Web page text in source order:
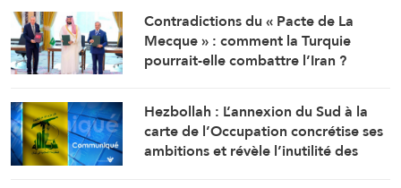
Contradictions du « Pacte de La
Mecque » : comment la Turquie
pourrait-elle combattre l’Iran ?
Hezbollah : L’annexion du Sud à la
carte de l’Occupation concrétise ses
ambitions et révèle l’inutilité des